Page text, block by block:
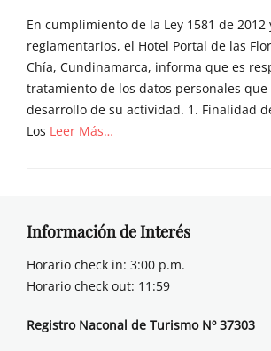
En cumplimiento de la Ley 1581 de 2012
reglamentarios, el Hotel Portal de las
Chía, Cundinamarca, informa que es
tratamiento de los datos personales que
desarrollo de su actividad. 1. Finalidad
Los Leer Más…
Información de Interés
Horario check in: 3:00 p.m.
Horario check out: 11:59
Registro Naconal de Turismo Nº 37303